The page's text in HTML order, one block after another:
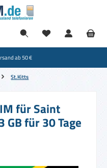
ab 50 €
St.Kitts
für Saint
für 30 Tage